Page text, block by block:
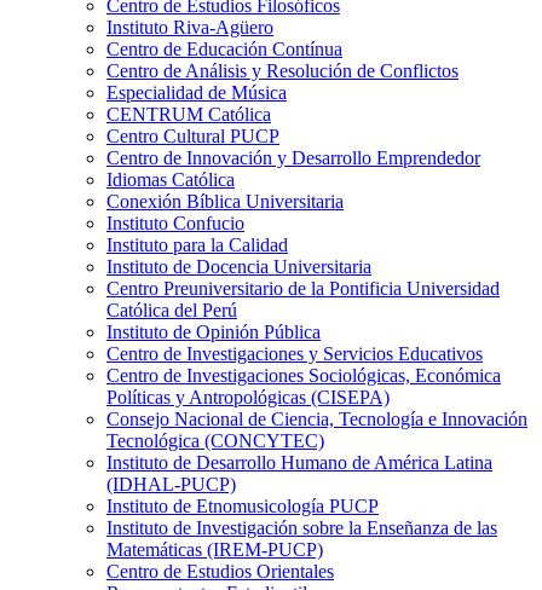
Centro de Estudios Filosóficos
Instituto Riva-Agüero
Centro de Educación Contínua
Centro de Análisis y Resolución de Conflictos
Especialidad de Música
CENTRUM Católica
Centro Cultural PUCP
Centro de Innovación y Desarrollo Emprendedor
Idiomas Católica
Conexión Bíblica Universitaria
Instituto Confucio
Instituto para la Calidad
Instituto de Docencia Universitaria
Centro Preuniversitario de la Pontificia Universidad
Católica del Perú
Instituto de Opinión Pública
Centro de Investigaciones y Servicios Educativos
Centro de Investigaciones Sociológicas, Económica
Políticas y Antropológicas (CISEPA)
Consejo Nacional de Ciencia, Tecnología e Innovación
Tecnológica (CONCYTEC)
Instituto de Desarrollo Humano de América Latina
(IDHAL-PUCP)
Instituto de Etnomusicología PUCP
Instituto de Investigación sobre la Enseñanza de las
Matemáticas (IREM-PUCP)
Centro de Estudios Orientales